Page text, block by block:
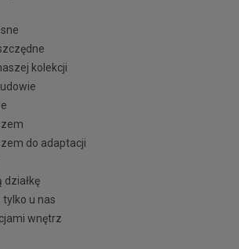
kolekcji
do adaptacji
działkę
tylko u nas
wnętrz